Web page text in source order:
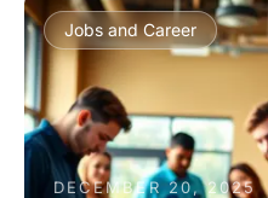
Jobs and Career
DECEMBER 20, 2025